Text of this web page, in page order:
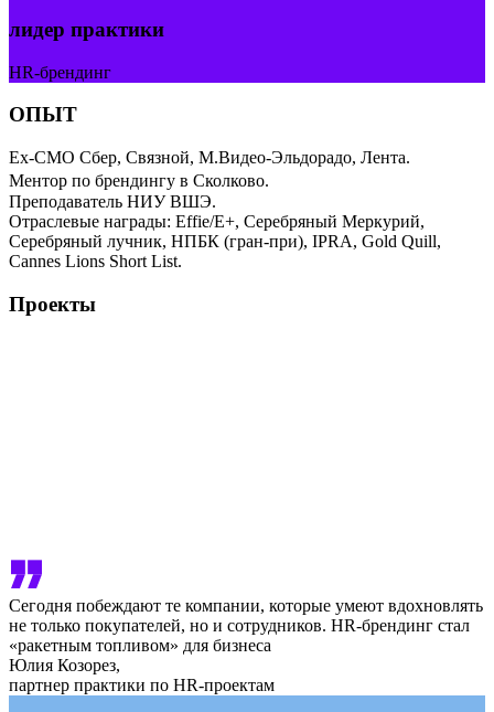
лидер практики
HR-брендинг
ОПЫТ
Ex-CMO Сбер, Связной, М.Видео-Эльдорадо, Лента.
Ментор по брендингу в Сколково.
Преподаватель НИУ ВШЭ.
Отраслевые награды: Effie/E+, Серебряный Меркурий,
Серебряный лучник, НПБК (гран-при), IPRA, Gold Quill,
Cannes Lions Short List.
Проекты
Сегодня побеждают те компании, которые умеют вдохновлять
не только покупателей, но и сотрудников. HR-брендинг стал
«ракетным топливом» для бизнеса
Юлия Козорез,
партнер практики по HR-проектам